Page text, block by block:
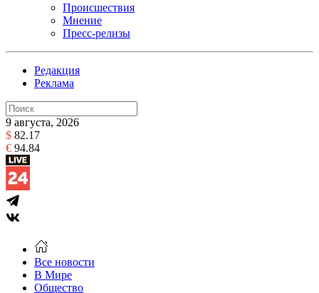
Происшествия
Мнение
Пресс-релизы
Редакция
Реклама
9 августа, 2026
$ 82.17
€ 94.84
Все новости
В Мире
Общество